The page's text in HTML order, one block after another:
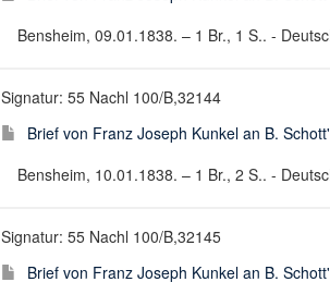
Bensheim, 09.01.1838. – 1 Br., 1 S.. -
Signatur: 55 Nachl 100/B,32144
Brief von Franz Joseph Kunkel an B.
Bensheim, 10.01.1838. – 1 Br., 2 S.. -
Signatur: 55 Nachl 100/B,32145
Brief von Franz Joseph Kunkel an B.